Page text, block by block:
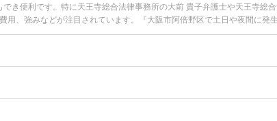
き便利です。特に天王寺総合法律事務所の大前 貴子弁護士や天王寺総
、強みなどが注目されています。『大阪市阿倍野区で土日や夜間に発
のトラブル解決の実績豊富な近くの弁護士を検索したい』『初回相談無
困りの相談者さんにおすすめです。